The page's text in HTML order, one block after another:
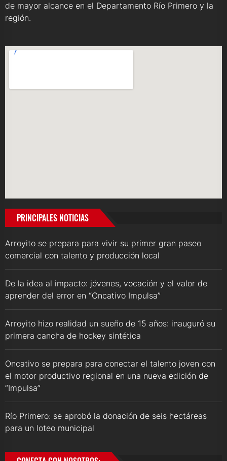
de mayor alcance en el Departamento Río Primero y la
región.
PRINCIPALES NOTICIAS
Arroyito se prepara para vivir su primer gran paseo
comercial con talento y producción local
De la idea al impacto: jóvenes, vocación y el valor de
aprender del error en “Oncativo Impulsa”
Arroyito hizo realidad un sueño de 15 años: inauguró su
primera cancha de hockey sintética
Oncativo se prepara para conectar el talento joven con
el motor productivo regional en una nueva edición de
“Impulsa”
Río Primero: se aprobó la donación de seis hectáreas
para un loteo municipal